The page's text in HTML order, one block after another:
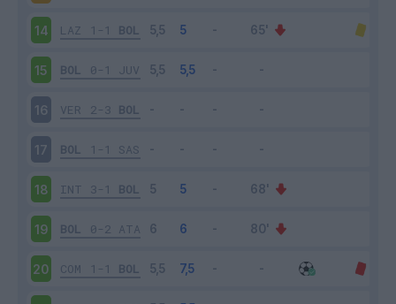
14 LAZ 1-1 BOL
15 BOL 0-1 JUV
16 VER 2-3 BOL
17 BOL 1-1 SAS
18 INT 3-1 BOL
19 BOL 0-2 ATA
20 COM 1-1 BOL